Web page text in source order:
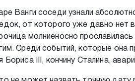
Ванги соседи узнали
от которого уже давно нет
молниеносно
Среди событий, которые она
Бориса III, кончину Сталина,